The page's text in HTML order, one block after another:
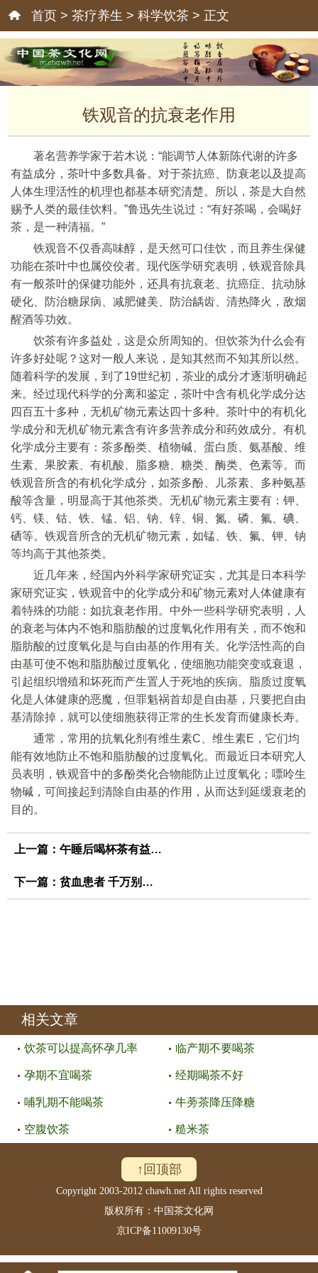
首页 > 茶疗养生 > 科学饮茶 > 正文
铁观音的抗衰老作用
著名营养学家于若木说：“能调节人体新陈代谢的许多
有益成分，茶叶中多数具备。对于茶抗癌、防衰老以及提高
人体生理活性的机理也都基本研究清楚。所以，茶是大自然
赐予人类的最佳饮料。”鲁迅先生说过：“有好茶喝，会喝好
茶，是一种清福。”
铁观音不仅香高味醇，是天然可口佳饮，而且养生保健
功能在茶叶中也属佼佼者。现代医学研究表明，铁观音除具
有一般茶叶的保健功能外，还具有抗衰老、抗癌症、抗动脉
硬化、防治糖尿病、减肥健美、防治龋齿、清热降火，敌烟
醒酒等功效。
饮茶有许多益处，这是众所周知的。但饮茶为什么会有
许多好处呢？这对一般人来说，是知其然而不知其所以然。
随着科学的发展，到了19世纪初，茶业的成分才逐渐明确起
来。经过现代科学的分离和鉴定，茶叶中含有机化学成分达
四百五十多种，无机矿物元素达四十多种。茶叶中的有机化
学成分和无机矿物元素含有许多营养成分和药效成分。有机
化学成分主要有：茶多酚类、植物碱、蛋白质、氨基酸、维
生素、果胶素、有机酸、脂多糖、糖类、酶类、色素等。而
铁观音所含的有机化学成分，如茶多酚、儿茶素、多种氨基
酸等含量，明显高于其他茶类。无机矿物元素主要有：钾、
钙、镁、钴、铁、锰、铝、钠、锌、铜、氮、磷、氟、碘、
硒等。铁观音所含的无机矿物元素，如锰、铁、氟、钾、钠
等均高于其他茶类。
近几年来，经国内外科学家研究证实，尤其是日本科学
家研究证实，铁观音中的化学成分和矿物元素对人体健康有
着特殊的功能：如抗衰老作用。中外一些科学研究表明，人
的衰老与体内不饱和脂肪酸的过度氧化作用有关，而不饱和
脂肪酸的过度氧化是与自由基的作用有关。化学活性高的自
由基可使不饱和脂肪酸过度氧化，使细胞功能突变或衰退，
引起组织增殖和坏死而产生置人于死地的疾病。脂质过度氧
化是人体健康的恶魔，但罪魁祸首却是自由基，只要把自由
基清除掉，就可以使细胞获得正常的生长发育而健康长寿。
通常，常用的抗氧化剂有维生素C、维生素E，它们均
能有效地防止不饱和脂肪酸的过度氧化。而最近日本研究人
员表明，铁观音中的多酚类化合物能防止过度氧化；嘌呤生
物碱，可间接起到清除自由基的作用，从而达到延缓衰老的
目的。
上一篇： 午睡后喝杯茶有益健康
下一篇： 贫血患者 千万别喝茶
相关文章
饮茶可以提高怀孕几率 临产期不要喝茶
孕期不宜喝茶 经期喝茶不好
哺乳期不能喝茶 牛蒡茶降压降糖
空腹饮茶 糙米茶
↑回顶部
Copyright 2003-2012 chawh.net All rights reserved
版权所有：中国茶文化网
京ICP备11009130号